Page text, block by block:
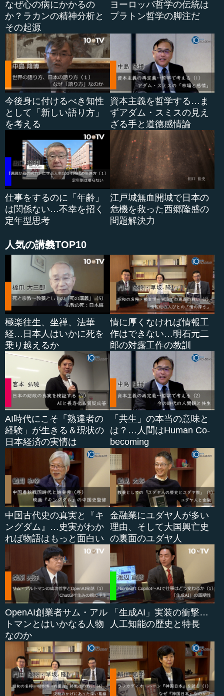
学ぶべきは、東洋、あるいは日本の土壌風土で培った伝統
であり、これをもう一回しっかりと確認することが大切な
のです。これらはもう目の前にあるわけですから、あくま
でも確認するということになりますが、そのことが非常に
重要ではないかと思っています。
その「土壌風土」の上に、「普遍的」なリーダーシップ
がきて、さらにその上に「時代性」がきて、そして「個
性」がきます。やはりリーダーは、色濃い個性を発揮し
て、自分の言葉、自分なりの表現で多くの大衆にメッセー
ジを届けるものです。心の通った言葉、血の通った言葉を
吐けないと、リーダーとはいえません。それが個性という
ものだろうと思います。
リーダーシップといった場合、この４層から成り立って
おり、これが時と場合によってお互いに相互作用を繰り返
して発揮されるのではないかと思います。したがって、わ
れわれ日本人は、人間としての土台をもう一回問題化する
必要があります。これを幼年教育のときからしっかり植え
付けることが、世界に冠たる日本...
なぜ心の病にかかるの
か？ラカンの精神分析と
その起源
ヨーロッパ哲学の伝統は
プラトン哲学の脚注だ
今後身に付けるべき知性
として「新しい語り方」
を考える
資本主義を哲学する…ま
ずアダム・スミスの見え
ざる手と道徳感情論
仕事をするのに「年齢」
は関係ない…不幸を招く
定年型思考
江戸城無血開城で日本の
危機を救った西郷隆盛の
問題解決力
人気の講義TOP10
極楽往生、坐禅、法華
経…日本人はいかに死を
乗り越えるか
情に厚くなければ情報工
作はできない…明石元二
郎の対露工作の教訓
AI時代にこそ「熟達者の
経験」が生きる＆現状の
日本経済の実情は
「共生」の本当の意味と
は？…人間はHuman Co-
becoming
中国古代史の真実と『キ
ングダム』…史実がわか
れば物語はもっと面白い
金融業にユダヤ人が多い
理由、そして大国興亡史
の裏面のユダヤ人
OpenAI創業者サム・アル
トマンとはいかなる人物
なのか
「生成AI」実装の衝撃…
人工知能の歴史と特長